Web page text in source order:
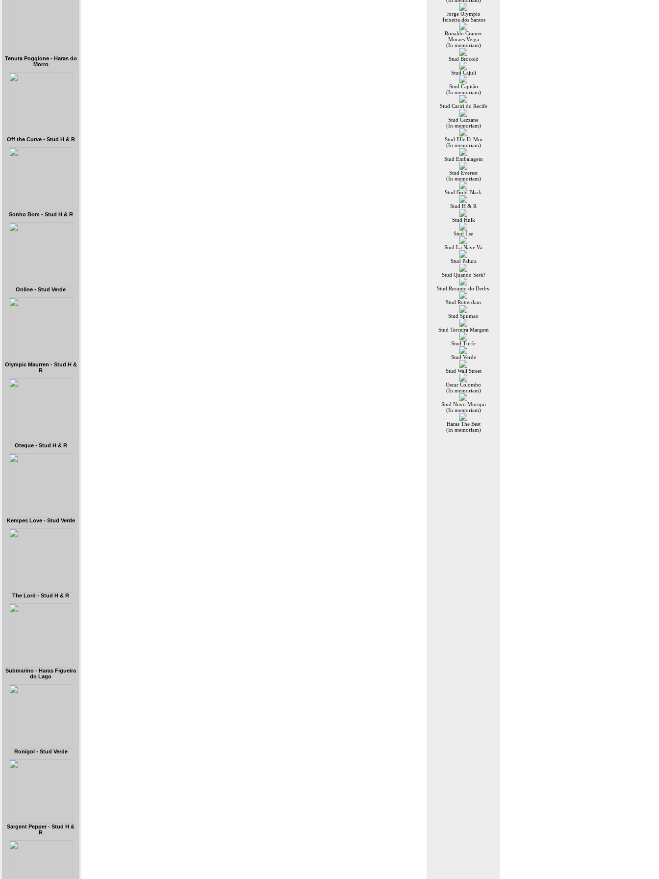
Tenuta Poggione - Haras do
Morro
Off the Curve - Stud H & R
Sonho Bom - Stud H & R
Online - Stud Verde
Olympic Maurren - Stud H &
R
Oteque - Stud H & R
Kempes Love - Stud Verde
The Lord - Stud H & R
Submarino - Haras Figueira
do Lago
Ronigol - Stud Verde
Sargent Pepper - Stud H &
R
Jorge Olympio
Teixeira dos Santos
Ronaldo Cramer
Moraes Veiga
(In memoriam)
Stud Brocoió
Stud Cajuli
Stud Capitão
(In memoriam)
Stud Cariri do Recife
Stud Cezzane
(In memoriam)
Stud Elle Et Moi
(In memoriam)
Stud Embalagem
Stud Everest
(In memoriam)
Stud Gold Black
Stud H & R
Stud Hulk
Stud Ilse
Stud La Nave Va
Stud Palura
Stud Quando Será?
Stud Recanto do Derby
Stud Rotterdam
Stud Spumao
Stud Terceira Margem
Stud Turfe
Stud Verde
Stud Wall Street
Oscar Colombo
(In memoriam)
Stud Novo Muriqui
(In memoriam)
Haras The Best
(In memoriam)